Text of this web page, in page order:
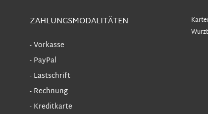
ZAHLUNGSMODALITÄTEN
- Vorkasse
- PayPal
- Lastschrift
- Rechnung
- Kreditkarte